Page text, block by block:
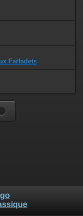
Farfadets